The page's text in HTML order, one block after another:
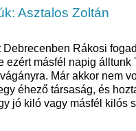
Asztalos Zoltán
Debrecenben Rákosi
ezért másfél napig álltunk
Már akkor nem
éhező társaság, és
jó kiló vagy másfél kilós